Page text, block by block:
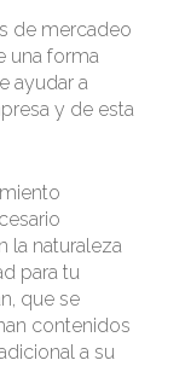
de mercadeo
una forma
ayudar a
y de esta
la naturaleza
para tu
que se
contenidos
a su